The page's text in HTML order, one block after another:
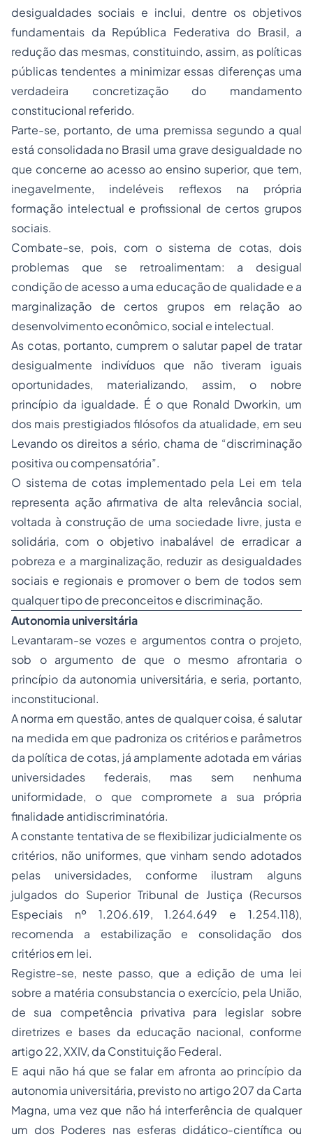
desigualdades sociais e inclui, dentre os objetivos
fundamentais da República Federativa do Brasil, a
redução das mesmas, constituindo, assim, as políticas
públicas tendentes a minimizar essas diferenças uma
verdadeira concretização do mandamento
constitucional referido.
Parte-se, portanto, de uma premissa segundo a qual
está consolidada no Brasil uma grave desigualdade no
que concerne ao acesso ao ensino superior, que tem,
inegavelmente, indeléveis reflexos na própria
formação intelectual e profissional de certos grupos
sociais.
Combate-se, pois, com o sistema de cotas, dois
problemas que se retroalimentam: a desigual
condição de acesso a uma educaçãode qualidade e a
marginalização de certos grupos em relação ao
desenvolvimento econômico, social e intelectual.
As cotas, portanto, cumprem o salutar papel de tratar
desigualmente indivíduos que não tiveram iguais
oportunidades, materializando, assim, o nobre
princípio da igualdade. É o que Ronald Dworkin, um
dos mais prestigiados filósofos da atualidade, em seu
Levando os direitos a sério, chama de “discriminação
positiva ou compensatória”.
O sistema de cotas implementado pela Lei em tela
representa ação afirmativa de alta relevância social,
voltada à construção de uma sociedade livre, justa e
solidária, com o objetivo inabalável de erradicar a
pobreza e a marginalização, reduzir as desigualdades
sociais e regionais e promover o bem de todos sem
qualquer tipo de preconceitos e discriminação.
Autonomia universitária
Levantaram-se vozes e argumentos contra o projeto,
sob o argumento de que o mesmo afrontaria o
princípio da autonomia universitária, e seria, portanto,
inconstitucional.
A norma em questão, antes de qualquer coisa, é salutar
na medida em que padroniza os critérios e parâmetros
da política de cotas, já amplamente adotada em várias
universidades federais, mas sem nenhuma
uniformidade, o que compromete a sua própria
finalidade antidiscriminatória.
A constante tentativa de se flexibilizar judicialmente os
critérios, não uniformes, que vinham sendo adotados
pelas universidades, conforme ilustram alguns
julgados do Superior Tribunal de Justiça (Recursos
Especiais nº 1.206.619, 1.264.649 e 1.254.118),
recomenda a estabilização e consolidação dos
critérios em lei.
Registre-se, neste passo, que a edição de uma lei
sobre a matéria consubstancia o exercício, pela União,
de sua competência privativa para legislar sobre
diretrizes e bases da educação nacional, conforme
artigo 22, XXIV, da Constituição Federal.
E aqui não há que se falar em afronta ao princípio da
autonomia universitária, previsto no artigo 207 da Carta
Magna, uma vez que não há interferência de qualquer
um dos Poderes nas esferas didático-científica ou